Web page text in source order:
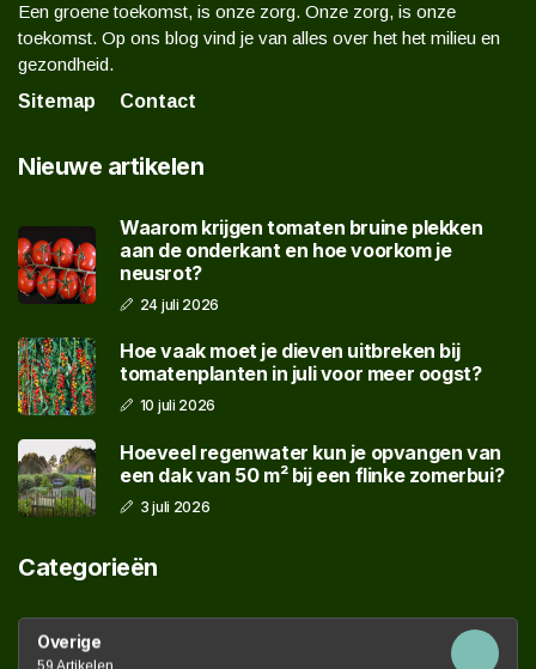
Een groene toekomst, is onze zorg. Onze zorg, is onze
toekomst. Op ons blog vind je van alles over het het milieu en
gezondheid.
Sitemap
Contact
Nieuwe artikelen
Waarom krijgen tomaten bruine plekken
aan de onderkant en hoe voorkom je
neusrot?
24 juli 2026
Hoe vaak moet je dieven uitbreken bij
tomatenplanten in juli voor meer oogst?
10 juli 2026
Hoeveel regenwater kun je opvangen van
een dak van 50 m² bij een flinke zomerbui?
3 juli 2026
Categorieën
Overige